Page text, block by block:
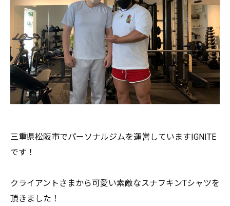
三重県松阪市でパーソナルジムを運営していますIGNITE
です ！
クライアントさまから可愛い素敵なスナフキンTシャツを
頂きまし た！